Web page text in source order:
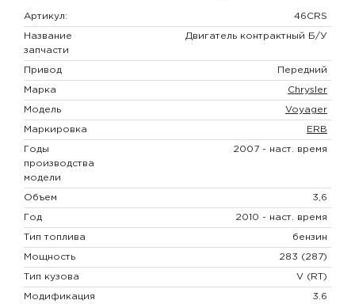
Артикул: 46CRS
Название
запчасти
Двигатель контрактный Б/У
Привод Передний
Марка Chrysler
Модель Voyager
Маркировка ERB
Годы
производства
модели
2007 - наст. время
Объем 3,6
Год 2010 - наст. время
Тип топлива бензин
Мощность 283 (287)
Тип кузова V (RT)
Модификация 3.6